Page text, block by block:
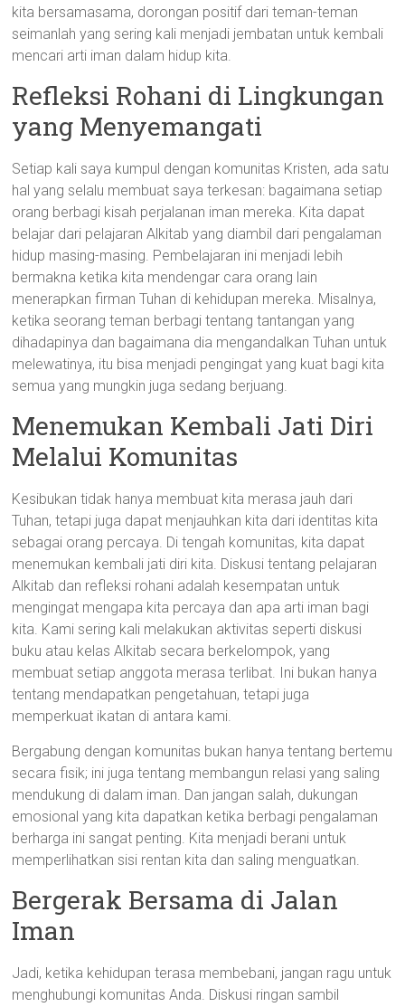
kita bersamasama, dorongan positif dari teman-teman
seimanlah yang sering kali menjadi jembatan untuk kembali
mencari arti iman dalam hidup kita.
Refleksi Rohani di Lingkungan
yang Menyemangati
Setiap kali saya kumpul dengan komunitas Kristen, ada satu
hal yang selalu membuat saya terkesan: bagaimana setiap
orang berbagi kisah perjalanan iman mereka. Kita dapat
belajar dari pelajaran Alkitab yang diambil dari pengalaman
hidup masing-masing. Pembelajaran ini menjadi lebih
bermakna ketika kita mendengar cara orang lain
menerapkan firman Tuhan di kehidupan mereka. Misalnya,
ketika seorang teman berbagi tentang tantangan yang
dihadapinya dan bagaimana dia mengandalkan Tuhan untuk
melewatinya, itu bisa menjadi pengingat yang kuat bagi kita
semua yang mungkin juga sedang berjuang.
Menemukan Kembali Jati Diri
Melalui Komunitas
Kesibukan tidak hanya membuat kita merasa jauh dari
Tuhan, tetapi juga dapat menjauhkan kita dari identitas kita
sebagai orang percaya. Di tengah komunitas, kita dapat
menemukan kembali jati diri kita. Diskusi tentang pelajaran
Alkitab dan refleksi rohani adalah kesempatan untuk
mengingat mengapa kita percaya dan apa arti iman bagi
kita. Kami sering kali melakukan aktivitas seperti diskusi
buku atau kelas Alkitab secara berkelompok, yang
membuat setiap anggota merasa terlibat. Ini bukan hanya
tentang mendapatkan pengetahuan, tetapi juga
memperkuat ikatan di antara kami.
Bergabung dengan komunitas bukan hanya tentang bertemu
secara fisik; ini juga tentang membangun relasi yang saling
mendukung di dalam iman. Dan jangan salah, dukungan
emosional yang kita dapatkan ketika berbagi pengalaman
berharga ini sangat penting. Kita menjadi berani untuk
memperlihatkan sisi rentan kita dan saling menguatkan.
Bergerak Bersama di Jalan
Iman
Jadi, ketika kehidupan terasa membebani, jangan ragu untuk
menghubungi komunitas Anda. Diskusi ringan sambil